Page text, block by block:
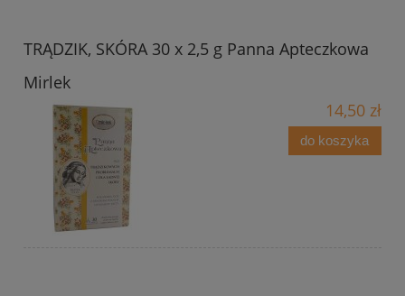
TRĄDZIK, SKÓRA 30 x 2,5 g Panna Apteczkowa
Mirlek
14,50 zł
do koszyka